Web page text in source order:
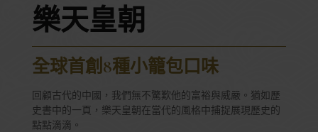
樂天皇朝
全球首創8種小籠包口味
回顧古代的中國，我們無不驚歎他的富裕與威嚴。猶如歷
史書中的一頁，樂天皇朝在當代的風格中捕捉展現歷史的
點點滴滴。